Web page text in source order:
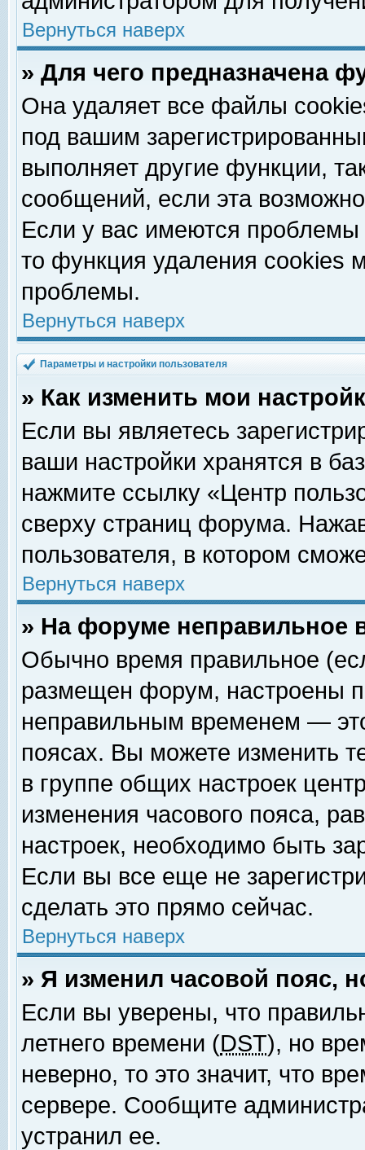
Вернуться наверх
» Для чего предназначена
Она удаляет все файлы
под вашим
выполняет другие функции,
сообщений, если эта
Если у вас имеются
то функция удаления cookies
проблемы.
Вернуться наверх
Параметры и настройки пользователя
» Как изменить мои
Если вы являетесь
ваши настройки хранятся в
нажмите ссылку «Центр
сверху страниц форума.
пользователя, в котором
Вернуться наверх
» На форуме неправильное
Обычно время правильное
размещен форум, настроены
неправильным временем —
поясах. Вы можете изменить
в группе общих настроек
изменения часового пояса,
настроек, необходимо быть
Если вы все еще не
сделать это прямо сейчас.
Вернуться наверх
» Я изменил часовой пояс,
Если вы уверены, что
летнего времени (DST), но
неверно, то это значит, что
сервере. Сообщите
устранил ее.